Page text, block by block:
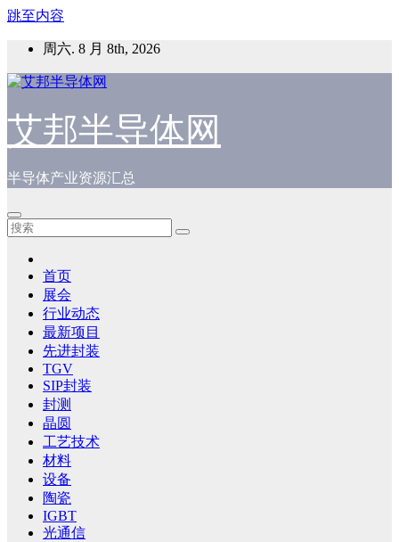
跳至内容
周六. 8 月 8th, 2026
艾邦半导体网
半导体产业资源汇总
首页
展会
行业动态
最新项目
先进封装
TGV
SIP封装
封测
晶圆
工艺技术
材料
设备
陶瓷
IGBT
光通信